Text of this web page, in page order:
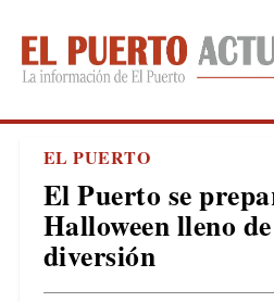
EL PUERTO
El Puerto se
Halloween lleno
diversión